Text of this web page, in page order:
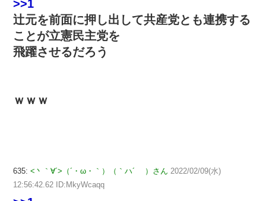
>>1
辻元を前面に押し出して共産党とも連携する
ことが立憲民主党を
飛躍させるだろう
ｗｗｗ
635: <丶｀∀´>（´・ω・｀）（｀ハ´ ）さん 2022/02/09(水)
12:56:42.62 ID:MkyWcaqq